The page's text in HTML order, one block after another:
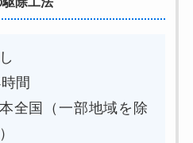
間
全国（一部地域を除